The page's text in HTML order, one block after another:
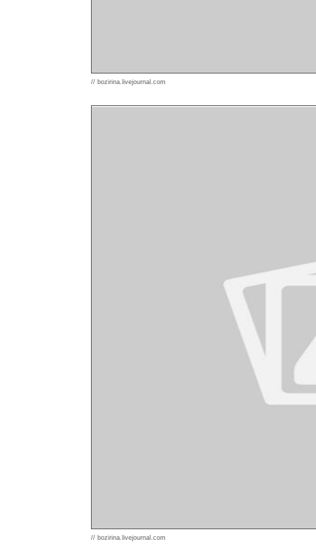
// bozirina.livejournal.com
// bozirina.livejournal.com